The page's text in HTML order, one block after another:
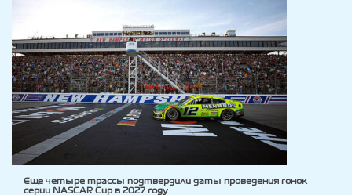
Еще четыре трассы подтвердили даты проведения гонок
серии NASCAR Cup в 2027 году